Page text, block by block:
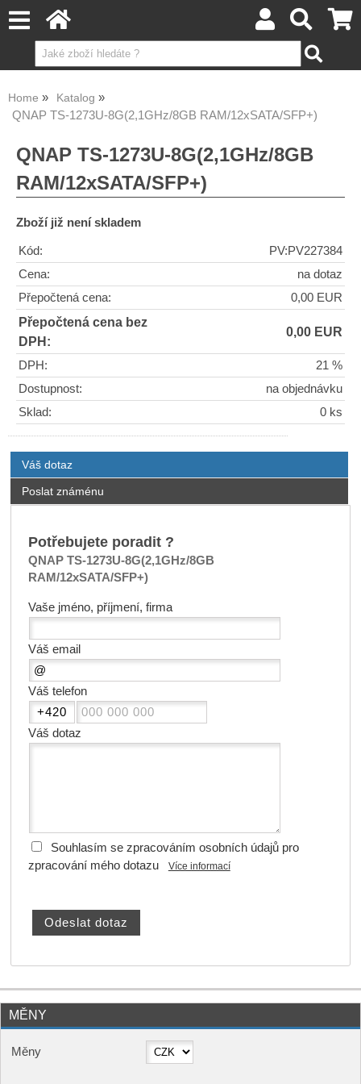
Home Katalog
QNAP TS-1273U-8G(2,1GHz/8GB RAM/12xSATA/SFP+)
QNAP TS-1273U-8G(2,1GHz/8GB
RAM/12xSATA/SFP+)
Zboží již není skladem
Kód:
PV:PV227384
Cena:
na dotaz
Přepočtená cena:
0,00 EUR
Přepočtená cena bez
DPH:
0,00 EUR
DPH:
21 %
Dostupnost:
na objednávku
Sklad:
0 ks
Váš dotaz
Poslat známénu
Potřebujete poradit ?
QNAP TS-1273U-8G(2,1GHz/8GB
RAM/12xSATA/SFP+)
Vaše jméno, příjmení, firma
Váš email
Váš telefon
Váš dotaz
Souhlasím se zpracováním osobních údajů pro
zpracování mého dotazu
Více informací
MĚNY
Měny